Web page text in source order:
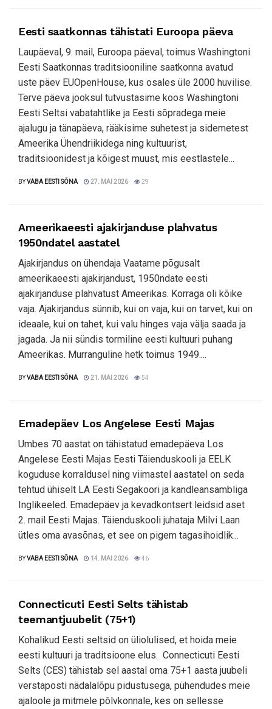
Eesti saatkonnas tähistati Euroopa päeva
Laupäeval, 9. mail, Euroopa päeval, toimus Washingtoni
Eesti Saatkonnas traditsiooniline saatkonna avatud
uste päev EUOpenHouse, kus osales üle 2000 huvilise.
Terve päeva jooksul tutvustasime koos Washingtoni
Eesti Seltsi vabatahtlike ja Eesti sõpradega meie
ajalugu ja tänapäeva, rääkisime suhetest ja sidemetest
Ameerika Ühendriikidega ning kultuurist,
traditsioonidest ja kõigest muust, mis eestlastele...
BYVABA EESTI SÕNA 27. MAI 2026 29
Ameerikaeesti ajakirjanduse plahvatus
1950ndatel aastatel
Ajakirjandus on ühendaja Vaatame põgusalt
ameerikaeesti ajakirjandust, 1950ndate eesti
ajakirjanduse plahvatust Ameerikas. Korraga oli kõike
vaja. Ajakirjandus sünnib, kui on vaja, kui on tarvet, kui on
ideaale, kui on tahet, kui valu hinges vaja välja saada ja
jagada. Ja nii sündis tormiline eesti kultuuri puhang
Ameerikas. Murranguline hetk toimus 1949....
BYVABA EESTI SÕNA 21. MAI 2026 54
Emadepäev Los Angelese Eesti Majas
Umbes 70 aastat on tähistatud emadepäeva Los
Angelese Eesti Majas Eesti Täienduskooli ja EELK
koguduse korraldusel ning viimastel aastatel on seda
tehtud ühiselt LA Eesti Segakoori ja kandleansambliga
Inglikeeled. Emadepäev ja kevadkontsert leidsid aset
2. mail Eesti Majas. Täienduskooli juhataja Milvi Laan
ütles oma avasõnas, et see on pigem tagasihoidlik...
BYVABA EESTI SÕNA 14. MAI 2026 46
Connecticuti Eesti Selts tähistab
teemantjuubelit (75+1)
Kohalikud Eesti seltsid on üliolulised, et hoida meie
eesti kultuuri ja traditsioone elus. Connecticuti Eesti
Selts (CES) tähistab sel aastal oma 75+1 aasta juubeli
verstaposti nädalalõpu pidustusega, pühendudes meie
ajaloole ja mitmele põlvkonnale, kes on sellesse